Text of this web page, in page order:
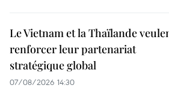
Le Vietnam et la Thaïlande
renforcer leur partenariat
stratégique global
07/08/2026 14:30